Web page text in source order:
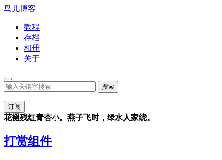
鸟儿博客
教程
存档
相册
关于
订阅
花褪残红青杏小。燕子飞时，绿水人家绕。
打赏组件